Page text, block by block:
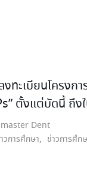
งทะเบียนโครง
ตั้งแต่บัดนี้ ถึง
Dent
วการศึกษา, ข่าวการศึก